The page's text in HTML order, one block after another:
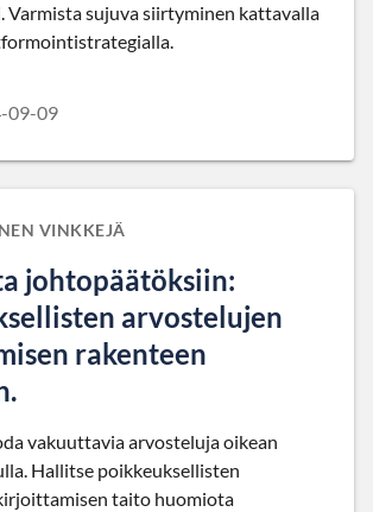
Varmista sujuva siirtyminen kattavalla
09-09
VINKKEJÄ
johtopäätöksiin:
arvostelujen
rakenteen
vakuuttavia arvosteluja oikean
Hallitse poikkeuksellisten
taito huomiota